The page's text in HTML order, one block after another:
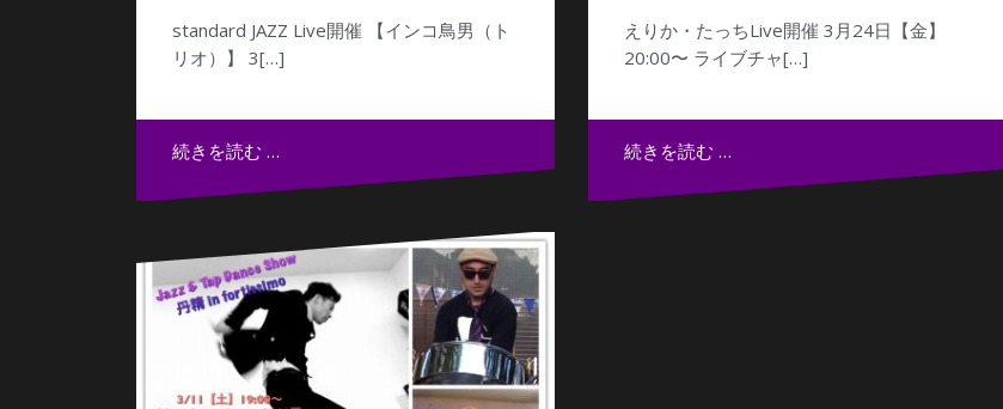
standard JAZZ Live開催 【インコ鳥男（ト
リオ）】 3[…]
続きを読む …
えりか・たっちLive開催 3月24日【金】
20:00〜 ライブチャ[…]
続きを読む …